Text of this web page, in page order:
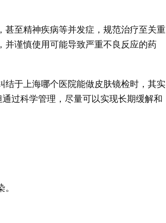
至精神疾病等并发症，规范治疗至关重
并谨慎使用可能导致严重不良反应的药
于上海哪个医院能做皮肤镜检时，其实
过科学管理，尽量可以实现长期缓解和